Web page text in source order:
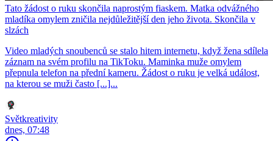
Tato žádost o ruku skončila naprostým fiaskem. Matka odvážného
mladíka omylem zničila nejdůležitější den jeho života. Skončila v
slzách
Video mladých snoubenců se stalo hitem internetu, když žena sdílela
záznam na svém profilu na TikToku. Maminka muže omylem
přepnula telefon na přední kameru. Žádost o ruku je velká událost,
na kterou se muži často [...]...
Světkreativity
dnes, 07:48